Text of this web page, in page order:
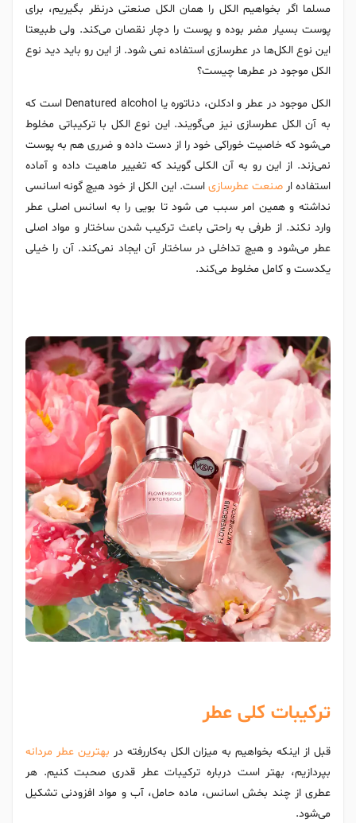
مسلما اگر بخواهیم الکل را همان الکل صنعتی درنظر بگیریم، برای
پوست بسیار مضر بوده و پوست را دچار نقصان می‌کند. ولی طبیعتا
این نوع الکل‌ها در عطرسازی استفاده نمی شود. از این رو باید دید نوع
الکل موجود در عطرها چیست؟
الکل موجود در عطر و ادکلن، دناتوره یا Denatured alcohol است که
به آن الکل عطرسازی نیز می‌گویند. این نوع الکل با ترکیباتی مخلوط
می‌شود که خاصیت خوراکی خود را از دست داده و ضرری هم به پوست
نمی‌زند. از این رو به آن الکلی گویند که تغییر ماهیت داده و آماده
استفاده ارصنعت عطرسازی است. این الکل از خود هیچ گونه اسانسی
نداشته و همین امر سبب می شود تا بویی را به اسانس اصلی عطر
وارد نکند. از طرفی به راحتی باعث ترکیب شدن ساختار و مواد اصلی
عطر می‌شود و هیچ تداخلی در ساختار آن ایجاد نمی‌کند. آن را خیلی
یکدست و کامل مخلوط می‌کند.
ترکیبات کلی عطر
قبل از اینکه بخواهیم به میزان الکل به‌کاررفته در بهترین عطر مردانه
بپردازیم، بهتر است درباره ترکیبات عطر قدری صحبت کنیم. هر
عطری از چند بخش اسانس، ماده حامل، آب و مواد افزودنی تشکیل
می‌شود.